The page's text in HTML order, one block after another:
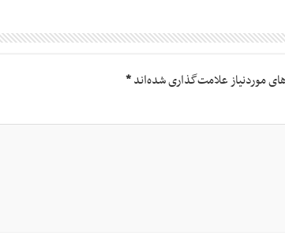
موردنیاز علامت‌گذاری شده‌اند*